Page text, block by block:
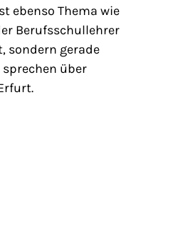
ebenso Thema wie
Berufsschullehrer
sondern gerade
sprechen über